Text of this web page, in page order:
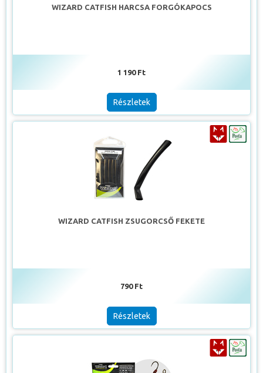
WIZARD CATFISH HARCSA FORGÓKAPOCS
1 190 Ft
Részletek
WIZARD CATFISH ZSUGORCSŐ FEKETE
790 Ft
Részletek